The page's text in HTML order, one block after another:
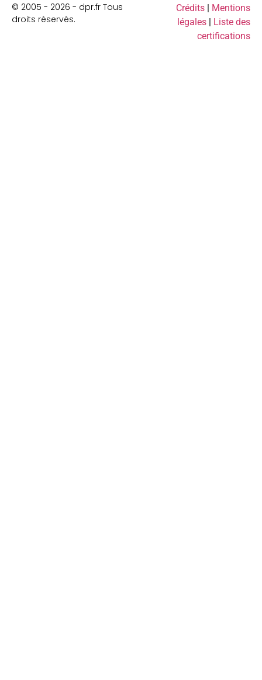
© 2005 - 2026 - dpr.fr Tous
droits réservés.
Crédits | Mentions
légales | Liste des
certifications